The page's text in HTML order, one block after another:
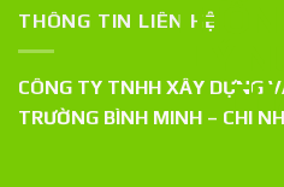
THÔNG TIN LIÊN HỆ
CÔNG TY TNHH XÂY DỰNG
TRƯỜNG BÌNH MINH – CHI